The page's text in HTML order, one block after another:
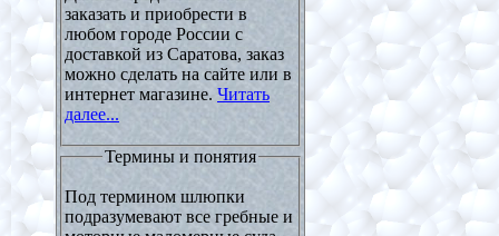
заказать и приобрести в
любом городе России с
доставкой из Саратова, заказ
можно сделать на сайте или в
интернет магазине. Читать
далее...
Термины и понятия
Под термином шлюпки
подразумевают все гребные и